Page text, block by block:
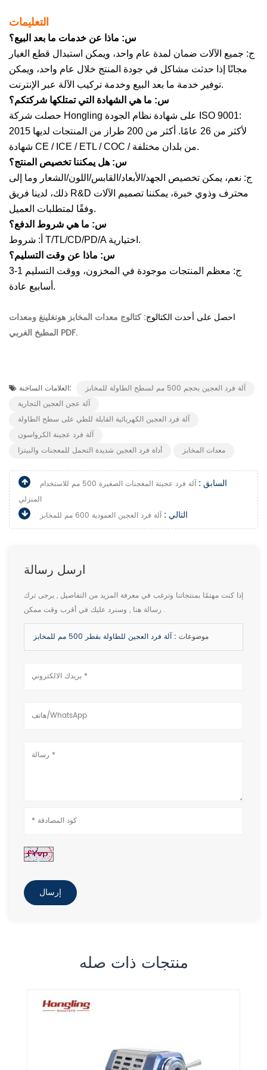
التعليمات
س: ماذا عن خدمات ما بعد البيع؟
ج: جميع الآلات ضمان لمدة عام واحد، ويمكن استبدال قطع الغيار
مجانًا إذا حدثت مشاكل في جودة المنتج خلال عام واحد، ويمكن
توفير خدمة ما بعد البيع وخدمة تركيب الآلة عبر الإنترنت.
س: ما هي الشهادة التي تمتلكها شركتكم؟
حصلت شركة Hongling على شهادة نظام الجودة ISO 9001:
2015 لأكثر من 26 عامًا. أكثر من 200 طراز من المنتجات لديها
شهادة CE / ICE / ETL / COC / من بلدان مختلفة.
س: هل يمكننا تخصيص المنتج؟
ج: نعم، يمكن تخصيص الجهد/الأبعاد/القابس/اللون/الشعار وما إلى
ذلك، لدينا فريق R&D محترف وذوي خبرة، يمكننا تصميم الآلات
وفقًا لمتطلبات العميل.
س: ما هي شروط الدفع؟
أ: شروط T/TL/CD/PD/A اختيارية.
س: ماذا عن وقت التسليم؟
ج: معظم المنتجات موجودة في المخزون، ووقت التسليم 1-3
أسابيع عادة.
احصل على أحدث الكتالوج:كتالوج معدات المخابز هونغلينغ ومعدات
المطبخ الغربي PDF.
العلامات الساخنة:
آلة فرد العجين بحجم 500 مم لسطح الطاولة للمخابز
آلة عجن العجين التجارية
آلة فرد العجين الكهربائية القابلة للطي على سطح الطاولة
آلة فرد عجينة الكرواسون
أداة فرد العجين شديدة التحمل للمعجنات والبيتزا
معدات المخابز
السابق :
آلة فرد عجينة المعجنات الصغيرة 500 مم للاستخدام
المنزلي
التالي :آلة فرد العجين العمودية 600 مم للمخابز
ارسل رسالة
إذا كنت مهتمًا بمنتجاتنا وترغب في معرفة المزيد من التفاصيل , يرجى ترك
رسالة هنا , وسنرد عليك في أقرب وقت ممكن .
موضوعات :آلة فرد العجين للطاولة بقطر 500 مم للمخابز
إرسال
منتجات ذات صله